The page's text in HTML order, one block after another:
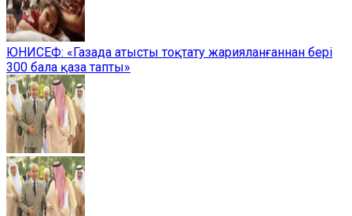
ЮНИСЕФ: «Газада атысты тоқтату жарияланғаннан бері
300 бала қаза тапты»